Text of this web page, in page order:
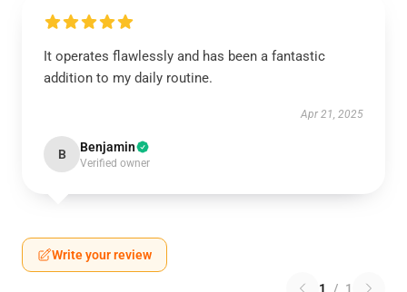
It operates flawlessly and has been a fantastic
addition to my daily routine.
Apr 21, 2025
B Benjamin
Verified owner
Write your review
1 / 1